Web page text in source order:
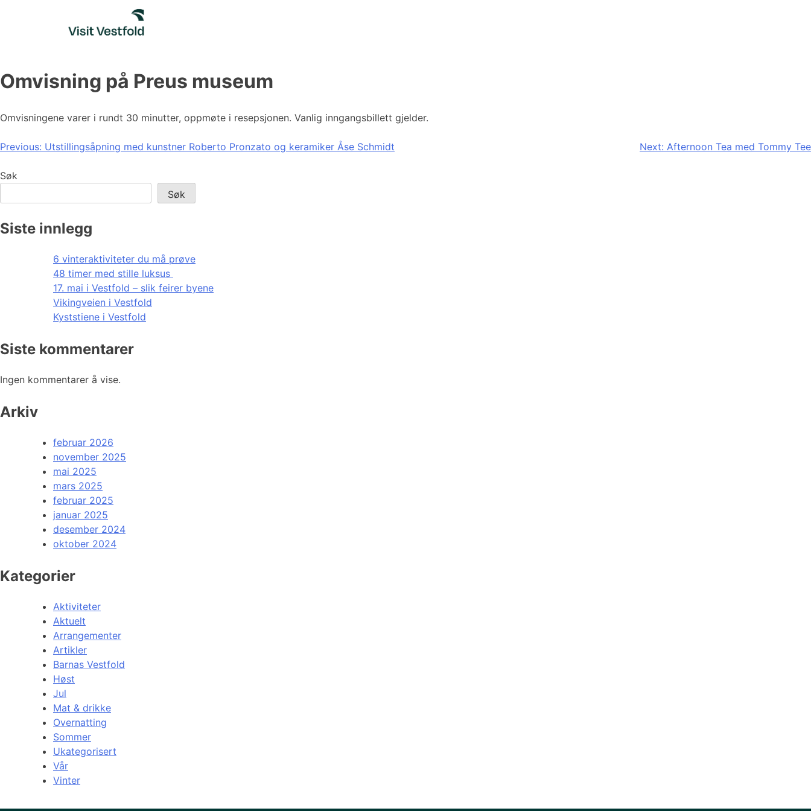
Omvisning på Preus museum
Omvisningene varer i rundt 30 minutter, oppmøte i resepsjonen. Vanlig inngangsbillett gjelder.
Innleggsnavigasjon
Previous: Utstillingsåpning med kunstner Roberto Pronzato og keramiker Åse Schmidt Next: Afternoon Tea med Tommy Tee
Søk
Søk
Siste innlegg
6 vinteraktiviteter du må prøve
48 timer med stille luksus
17. mai i Vestfold – slik feirer byene
Vikingveien i Vestfold
Kyststiene i Vestfold
Siste kommentarer
Ingen kommentarer å vise.
Arkiv
februar 2026
november 2025
mai 2025
mars 2025
februar 2025
januar 2025
desember 2024
oktober 2024
Kategorier
Aktiviteter
Aktuelt
Arrangementer
Artikler
Barnas Vestfold
Høst
Jul
Mat & drikke
Overnatting
Sommer
Ukategorisert
Vår
Vinter